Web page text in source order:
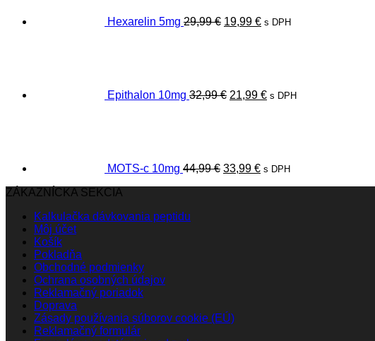
Hexarelin 5mg 29,99€ 19,99 € s DPH
Epithalon 10mg 32,99€ 21,99 € s DPH
MOTS-c 10mg 44,99€ 33,99 € s DPH
ZÁKAZNÍCKA SEKCIA
Kalkulačka dávkovania peptidu
Môj účet
Košík
Pokladňa
Obchodné podmienky
Ochrana osobných údajov
Reklamačný poriadok
Doprava
Zásady používania súborov cookie (EÚ)
Reklamačný formulár